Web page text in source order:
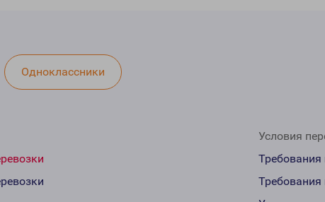
Одноклассники
Условия
Требования
Требования